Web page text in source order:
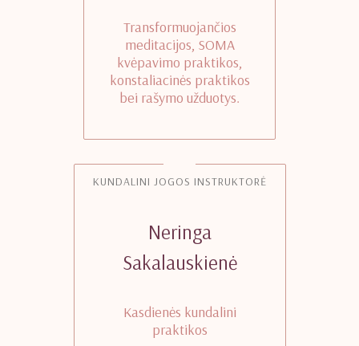
Transformuojančios
meditacijos, SOMA
kvėpavimo praktikos,
konstaliacinės praktikos
bei rašymo užduotys.
KUNDALINI JOGOS INSTRUKTORĖ
Neringa
Sakalauskienė
Kasdienės kundalini
praktikos